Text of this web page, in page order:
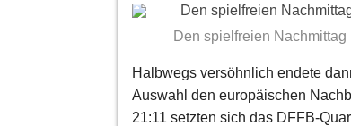
Den spielfreien
Halbwegs versöhnlich endete
Auswahl den europäischen
21:11 setzten sich das DFFB-